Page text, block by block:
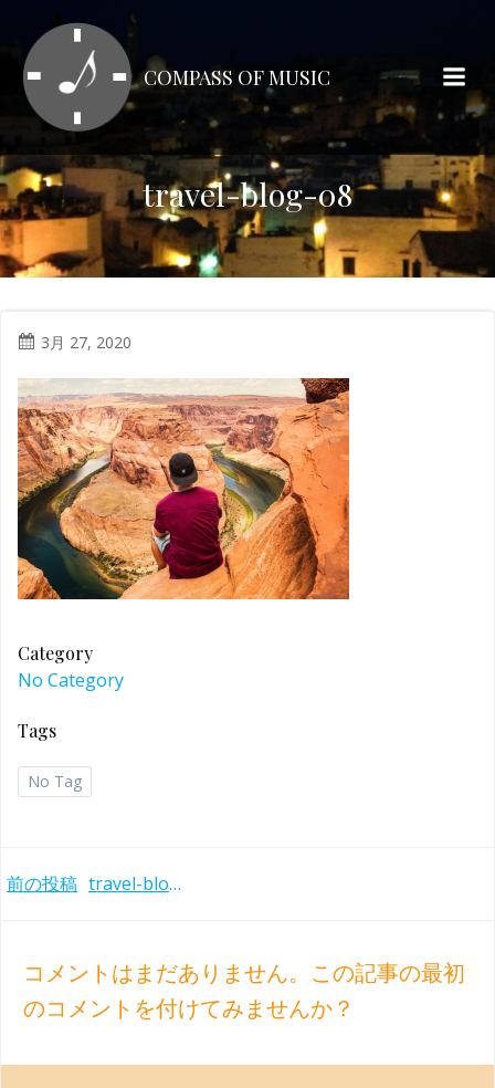
テ
ン
ツ
ス
キ
ッ
プ
COMPASS OF MUSIC
travel-blog-08
3月 27, 2020
Category
No Category
Tags
No Tag
Post
前の投稿 travel-blog-08
コメントはまだありません。この記事の最初
のコメントを付けてみませんか？